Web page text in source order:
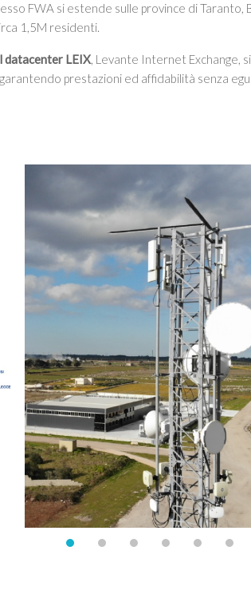
FWA si estende sulle province di
1,5M residenti.
datacenter LEIX, Levante Internet Exchange,
garantendo prestazioni ed affidabilità senza